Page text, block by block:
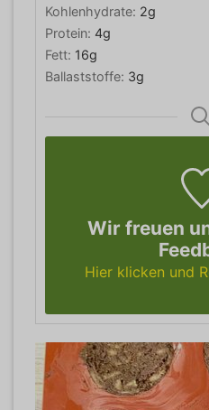
Kohlenhydrate: 2g
Protein: 4g
Fett: 16g
Ballaststoffe: 3g
Wir freuen
Hier klicken und